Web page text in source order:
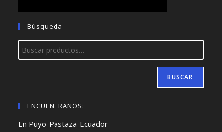
Búsqueda
BUSCAR
ENCUENTRANOS:
En Puyo-Pastaza-Ecuador